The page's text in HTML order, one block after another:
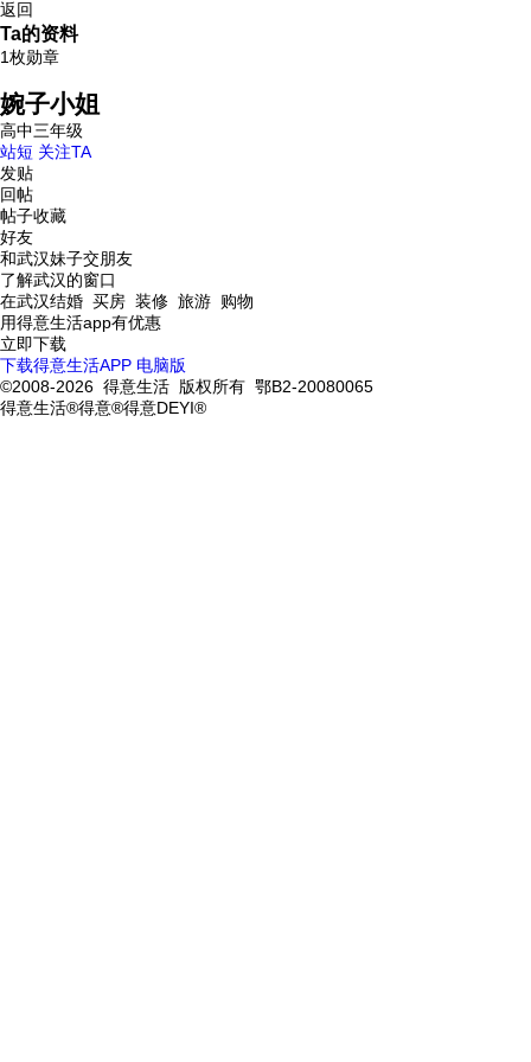
返回
Ta的资料
1枚勋章
婉子小姐
高中三年级
站短 关注TA
发贴
回帖
帖子收藏
好友
和武汉妹子交朋友
了解武汉的窗口
在武汉结婚 买房 装修 旅游 购物
用得意生活app有优惠
立即下载
下载得意生活APP 电脑版
©2008-2026 得意生活 版权所有 鄂B2-20080065
得意生活®得意®得意DEYI®